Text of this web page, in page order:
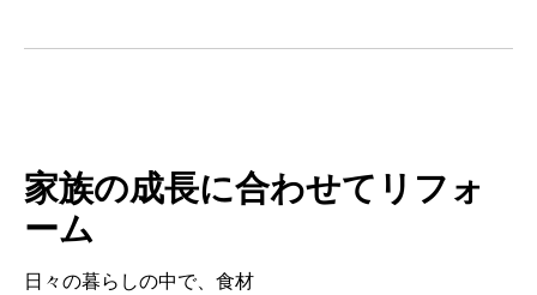
家族の成長に合わせてリフォ
ーム
日々の暮らしの中で、食材